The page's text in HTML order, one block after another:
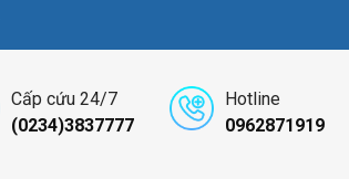
Cấp cứu 24/7
(0234)3837777
Hotline
0962871919